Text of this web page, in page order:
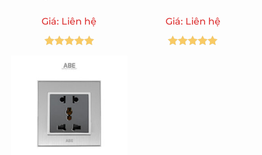
Giá: Liên hệ
hạng5.00
sao
Giá: Liên hệ